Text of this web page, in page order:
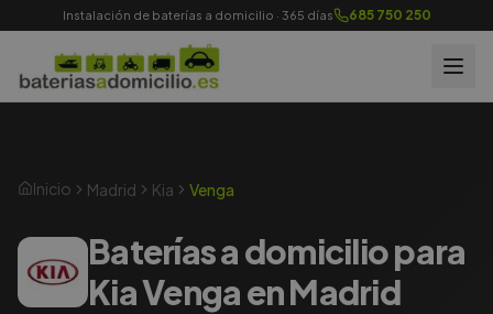
Instalación de baterías a domicilio · 365 días 685 750 250
Inicio Madrid Kia Venga
Baterías a domicilio para
Kia Venga en Madrid